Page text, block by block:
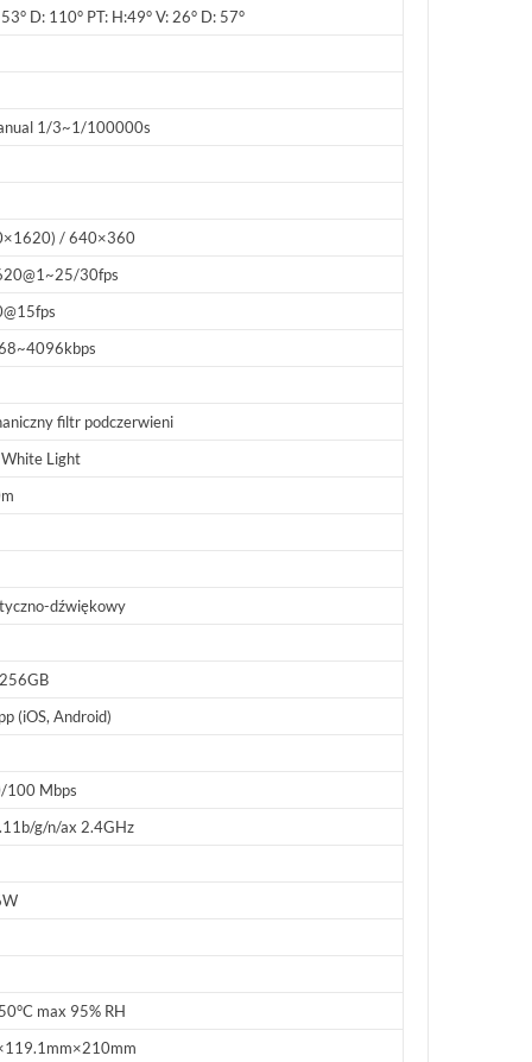
D: 110° PT: H:49° V: 26° D: 57°
1/3~1/100000s
/ 640×360
30fps
filtr podczerwieni
White Light
dźwiękowy
(iOS, Android)
100 Mbps
g/n/ax 2.4GHz
max 95% RH